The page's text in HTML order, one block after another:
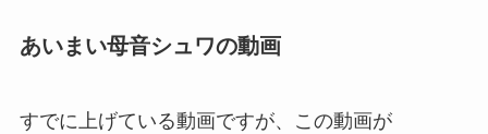
あいまい母音シュワの動画
すでに上げている動画ですが、この動画が